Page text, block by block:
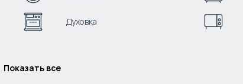
Духовка
Показать все